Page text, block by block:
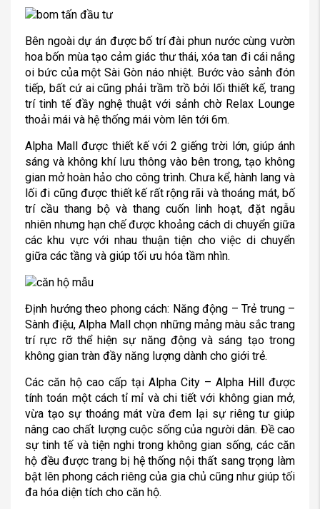
Bên ngoài dự án được bố trí đài phun nước cùng vườn
hoa bốn mùa tạo cảm giác thư thái, xóa tan đi cái nắng
oi bức của một Sài Gòn náo nhiệt. Bước vào sảnh đón
tiếp, bất cứ ai cũng phải trầm trồ bởi lối thiết kế, trang
trí tinh tế đầy nghệ thuật với sảnh chờ Relax Lounge
thoải mái và hệ thống mái vòm lên tới 6m.
Alpha Mall được thiết kế với 2 giếng trời lớn, giúp ánh
sáng và không khí lưu thông vào bên trong, tạo không
gian mở hoàn hảo cho công trình. Chưa kể, hành lang và
lối đi cũng được thiết kế rất rộng rãi và thoáng mát, bố
trí cầu thang bộ và thang cuốn linh hoạt, đặt ngẫu
nhiên nhưng hạn chế được khoảng cách di chuyển giữa
các khu vực với nhau thuận tiện cho việc di chuyển
giữa các tầng và giúp tối ưu hóa tầm nhìn.
Định hướng theo phong cách: Năng động – Trẻ trung –
Sành điệu, Alpha Mall chọn những mảng màu sắc trang
trí rực rỡ thể hiện sự năng động và sáng tạo trong
không gian tràn đầy năng lượng dành cho giới trẻ.
Các căn hộ cao cấp tại Alpha City – Alpha Hill được
tính toán một cách tỉ mỉ và chi tiết với không gian mở,
vừa tạo sự thoáng mát vừa đem lại sự riêng tư giúp
nâng cao chất lượng cuộc sống của người dân. Đề cao
sự tinh tế và tiện nghi trong không gian sống, các căn
hộ đều được trang bị hệ thống nội thất sang trọng làm
bật lên phong cách riêng của gia chủ cũng như giúp tối
đa hóa diện tích cho căn hộ.